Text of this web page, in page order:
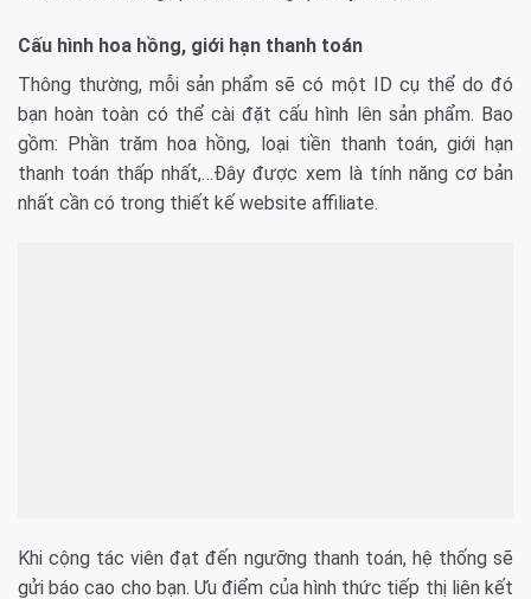
Cấu hình hoa hồng, giới hạn thanh toán
Thông thường, mỗi sản phẩm sẽ có một ID cụ thể do đó
bạn hoàn toàn có thể cài đặt cấu hình lên sản phẩm. Bao
gồm: Phần trăm hoa hồng, loại tiền thanh toán, giới hạn
thanh toán thấp nhất,…Đây được xem là tính năng cơ bản
nhất cần có trong thiết kế website affiliate.
Khi cộng tác viên đạt đến ngưỡng thanh toán, hệ thống sẽ
gửi báo cao cho bạn. Ưu điểm của hình thức tiếp thị liên kết